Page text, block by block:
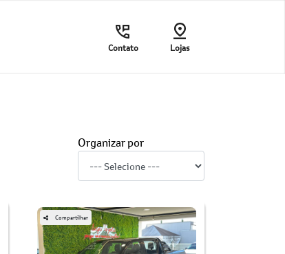
Contato Lojas
Organizar por
Compartilhar